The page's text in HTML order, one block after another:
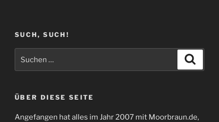
SUCH, SUCH!
nach:
ÜBER DIESE SEITE
Angefangen hat alles im Jahr 2007 mit Moorbraun.de,